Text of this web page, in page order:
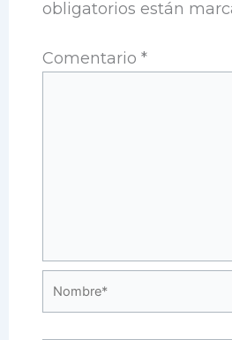
obligatorios están
Comentario*
Nombre*